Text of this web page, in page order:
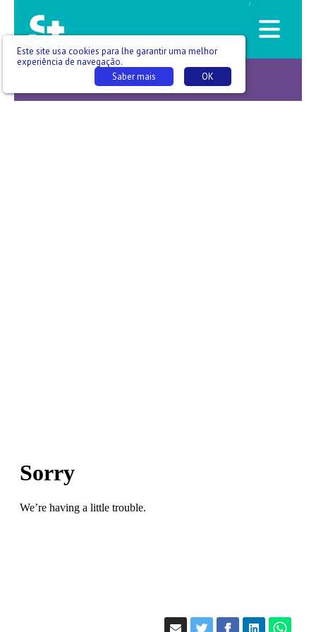
/
Este site usa cookies para lhe garantir uma melhor
experiência de navegação.
OK
Saber mais